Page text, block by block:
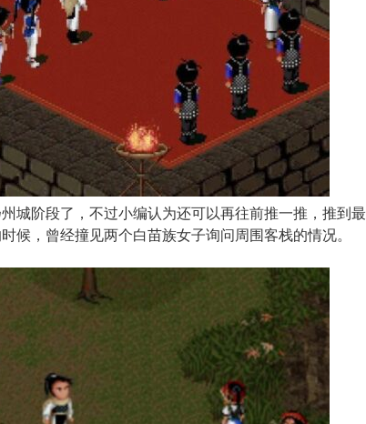
城阶段了，不过小编认为还可以再往前推一推，推到最
候，曾经撞见两个白苗族女子询问周围客栈的情况。